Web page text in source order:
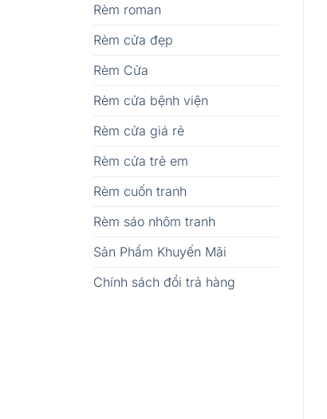
Rèm roman
Rèm cửa đẹp
Rèm Cửa
Rèm cửa bệnh viện
Rèm cửa giá rẻ
Rèm cửa trẻ em
Rèm cuốn tranh
Rèm sáo nhôm tranh
Sản Phẩm Khuyến Mãi
Chính sách đổi trả hàng